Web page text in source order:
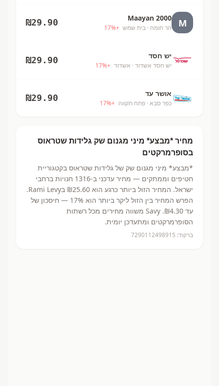
M
Maayan 2000
הר חומה · בית שמש +
17%
₪29.90
יש חסד
יש חסד אשדוד · אשדוד +
17%
₪29.90
אושר עד
כפר סבא · פתח תקווה +
17%
₪29.90
מחיר *מבצע* מיני מגנום שק גלידות שטראוס
בסופרמרקטים
*מבצע* מיני מגנום שק של גלידות שטראוס בקטגוריית
חטיפים וממתקים — מחיר עדכני ב-1316 חנויות ברחבי
ישראל. המחיר הזול ביותר כרגע הוא ₪25.60
בRami Levy.
הפרש המחיר בין הזול ליקר ביותר הוא 17% — חיסכון של
עד ₪4.30.
Savy משווה מחירים מכל רשתות
הסופרמרקטים ומתעדכן יומית.
ברקוד: 7290112498915